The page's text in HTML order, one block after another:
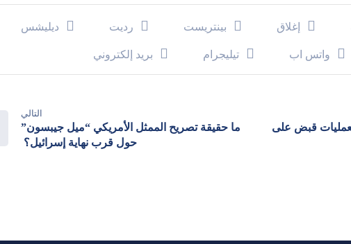
إغلاق بينتريست رديت ديليشس
واتس اب تيليجرام بريد إلكتروني
قبض على
التالي
ما حقيقة تصريح الممثل الأمريكي “ميل جيبسون”
حول قرب نهاية إسرائيل؟